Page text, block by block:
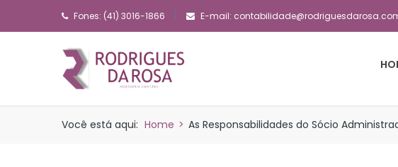
Fones: (41) 3016-1866 E-mail:
Você está aqui: Home > As Responsabilidades do Sócio